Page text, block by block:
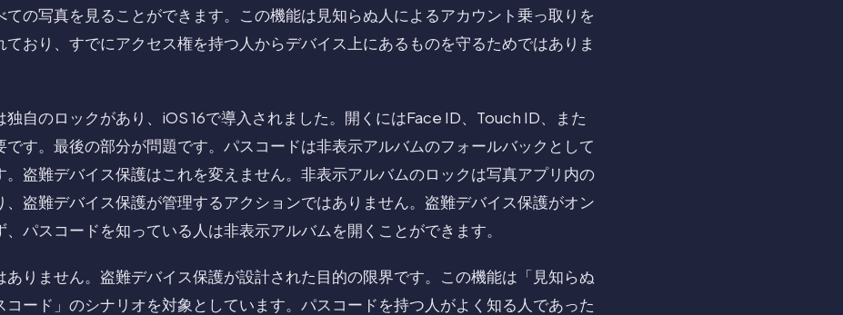
ての写真を見ることができます。この機能は見知らぬ人によるアカウント乗っ取りを
ており、すでにアクセス権を持つ人からデバイス上にあるものを守るためではありま
独自のロックがあり、iOS 16で導入されました。開くにはFace ID、Touch ID、また
です。最後の部分が問題です。パスコードは非表示アルバムのフォールバックとして
。盗難デバイス保護はこれを変えません。非表示アルバムのロックは写真アプリ内の
、盗難デバイス保護が管理するアクションではありません。盗難デバイス保護がオン
パスコードを知っている人は非表示アルバムを開くことができます。
ありません。盗難デバイス保護が設計された目的の限界です。この機能は「見知らぬ
コード」のシナリオを対象としています。パスコードを持つ人がよく知る人であった